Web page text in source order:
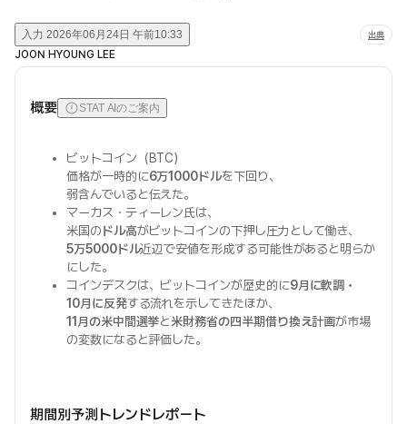
入力 2026年06月24日 午前10:33 出典
JOON HYOUNG LEE
概要 STAT AIのご案内
ビットコイン（BTC）
価格が一時的に6万1000ドルを下回り、
弱含んでいると伝えた。
マーカス・ティーレン氏は、
米国のドル高がビットコインの下押し圧力として働き、
5万5000ドル近辺で安値を形成する可能性があると明らか
にした。
コインデスクは、ビットコインが歴史的に9月に軟調・
10月に反発する流れを示してきたほか、
11月の米中間選挙と米財務省の四半期借り換え計画が市場
の変数になると評価した。
期間別予測トレンドレポート